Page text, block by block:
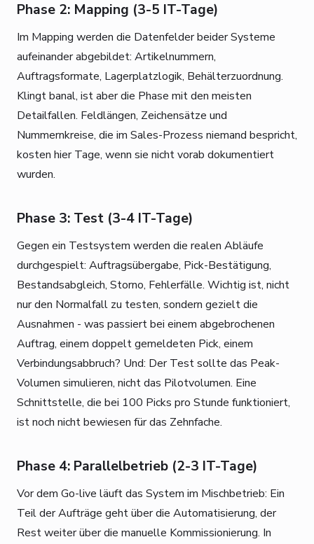
Phase 2: Mapping (3-5 IT-Tage)
Im Mapping werden die Datenfelder beider Systeme
aufeinander abgebildet: Artikelnummern,
Auftragsformate, Lagerplatzlogik, Behälterzuordnung.
Klingt banal, ist aber die Phase mit den meisten
Detailfallen. Feldlängen, Zeichensätze und
Nummernkreise, die im Sales-Prozess niemand bespricht,
kosten hier Tage, wenn sie nicht vorab dokumentiert
wurden.
Phase 3: Test (3-4 IT-Tage)
Gegen ein Testsystem werden die realen Abläufe
durchgespielt: Auftragsübergabe, Pick-Bestätigung,
Bestandsabgleich, Storno, Fehlerfälle. Wichtig ist, nicht
nur den Normalfall zu testen, sondern gezielt die
Ausnahmen - was passiert bei einem abgebrochenen
Auftrag, einem doppelt gemeldeten Pick, einem
Verbindungsabbruch? Und: Der Test sollte das Peak-
Volumen simulieren, nicht das Pilotvolumen. Eine
Schnittstelle, die bei 100 Picks pro Stunde funktioniert,
ist noch nicht bewiesen für das Zehnfache.
Phase 4: Parallelbetrieb (2-3 IT-Tage)
Vor dem Go-live läuft das System im Mischbetrieb: Ein
Teil der Aufträge geht über die Automatisierung, der
Rest weiter über die manuelle Kommissionierung. In